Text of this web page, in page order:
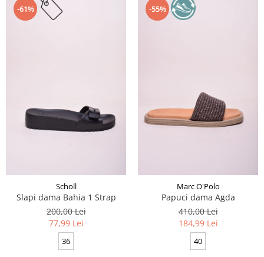
-61%
Scholl
Slapi dama Bahia 1 Strap
200,00 Lei
77,99 Lei
36
-55%
Marc O'Polo
Papuci dama Agda
410,00 Lei
184,99 Lei
40